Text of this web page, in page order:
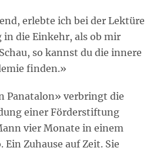
erlebte ich bei der Lektüre
in die Einkehr, als ob mir
so kannst du die innere
finden.»
Panatalon» verbringt die
einer Förderstiftung
vier Monate in einem
Ein Zuhause auf Zeit. Sie